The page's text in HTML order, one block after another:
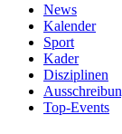
News
Kalender
Sport
Kader
Disziplinen
Top-Events